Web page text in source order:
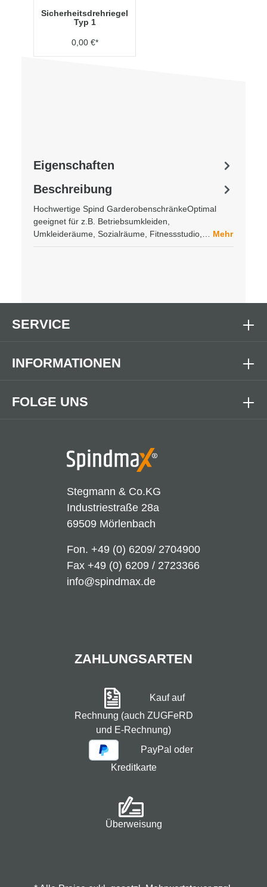
Sicherheitsdrehriegel
Typ 1
0,00 €*
Beschreibung
Hochwertige Spind GarderobenschränkeOptimal
geeignet für z.B. Betriebsumkleiden,
Umkleideräume, Sozialräume, Fitnessstudio,… Mehr
Eigenschaften
Stegmann & Co.KG
Industriestraße 28a
69509 Mörlenbach
Fon. +49 (0) 6209/ 2704900
Fax +49 (0) 6209 / 2723366
info@spindmax.de
FOLGE UNS
SERVICE
INFORMATIONEN
ZAHLUNGSARTEN
Kauf auf
Rechnung (auch ZUGFeRD
und E-Rechnung)
PayPal oder
Kreditkarte
Überweisung